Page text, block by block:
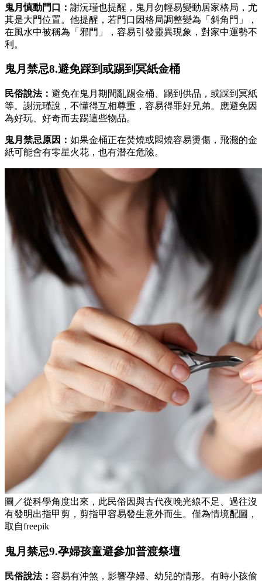
鬼月慎動門口： 謝沅瑾也提醒，鬼月勿輕易變動居家格局，尤
其是大門位置。他提醒，若門口因格局調整變為「斜角門」，
在風水中被稱為「邪門」，容易引發靈異現象，對家中運勢不
利。
鬼月禁忌8.避免踩到或踢到冥紙金桶
民俗說法： 避免在鬼月期間亂踢金桶、踢到供品，或踩到冥紙
等。謝沅瑾說，不懂得互相尊重，容易得罪好兄弟。應避免因
為好玩、好奇而去踢這些物品。
鬼月禁忌原因： 如果金桶正在焚燒或悶燒容易燙傷，飛濺的金
紙可能會有零星火花，也有潛在危險。
圖／從科學角度出來，此民俗因與古代夜晚光線不足、過往沒
有發明出指甲剪，剪指甲容易發生意外而生。僅為情境配圖，
取自freepik
鬼月禁忌9.孕婦孩童避參加普渡祭壇
民俗說法： 容易有沖煞，影響孕婦、幼兒的情形。有時小孩偷